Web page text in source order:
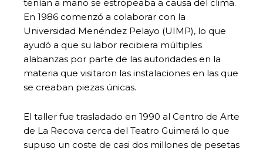
tenían a mano se estropeaba a causa del clima.
En 1986 comenzó a colaborar con la
Universidad Menéndez Pelayo (UIMP), lo que
ayudó a que su labor recibiera múltiples
alabanzas por parte de las autoridades en la
materia que visitaron las instalaciones en las que
se creaban piezas únicas.
El taller fue trasladado en 1990 al Centro de Arte
de La Recova cerca del Teatro Guimerá lo que
supuso un coste de casi dos millones de pesetas